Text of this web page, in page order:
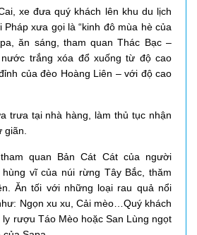
xe đưa quý khách lên khu du lịch
xưa gọi là “kinh đô mùa hè của
ăn sáng, tham quan Thác Bạc –
trắng xóa đổ xuống từ độ cao
của đèo Hoàng Liên – với độ cao
trưa tại nhà hàng, làm thủ tục nhận
giãn.
quan Bản Cát Cát của người
hùng vĩ của núi rừng Tây Bắc, thăm
Ăn tối với những loại rau quả nổi
Ngọn xu xu, Cải mèo…Quý khách
rượu Táo Mèo hoặc San Lùng ngọt